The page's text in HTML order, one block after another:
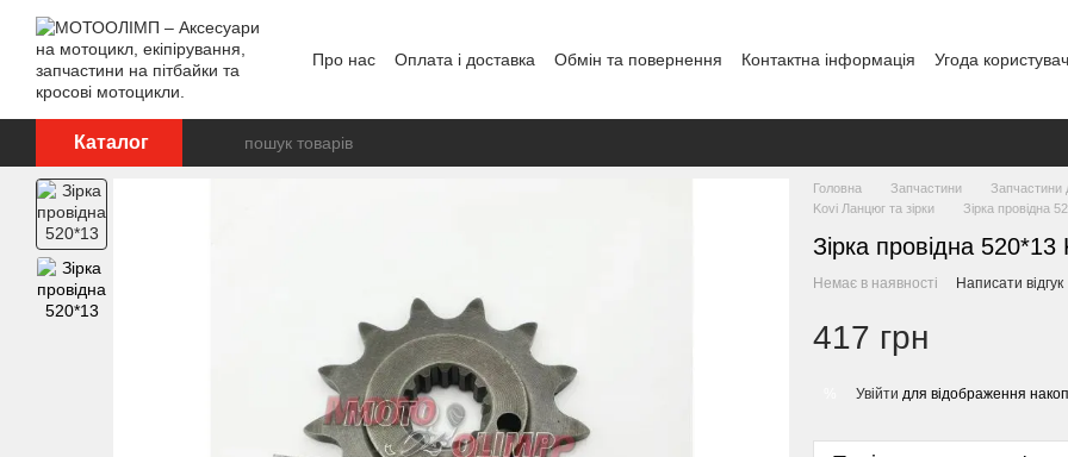
Перейти до основного контенту
Про нас Оплата і доставка Обмін та повернення Контактна інформація
Угода
Каталог
Головна Запчастини Запчастини
Kovi Ланцюг та зірки
Зірка провідна
Зірка провідна
Немає в наявності Написати відгук
417 грн
Увійти для відображення